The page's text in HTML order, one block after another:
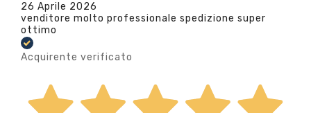
26 Aprile 2026
venditore molto professionale spedizione super
ottimo
Acquirente verificato